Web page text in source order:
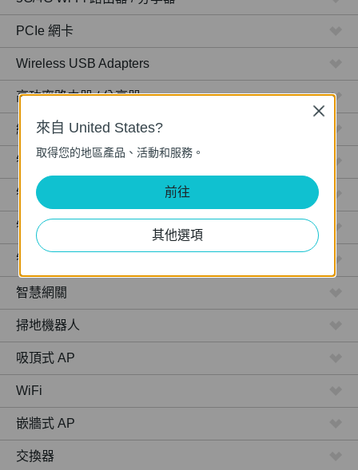
PCIe 網卡
Wireless USB Adapters
高功率路由器 / 分享器
網路攝影機
智慧型插座
智慧型燈泡
智慧開關
智慧感應器
智慧網關
掃地機器人
吸頂式 AP
WiFi
嵌牆式 AP
交換器
來自 United States?
取得您的地區產品、活動和服務。
前往
其他選項
Close